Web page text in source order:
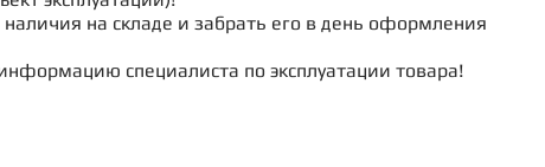
на складе и забрать его в день оформления
специалиста по эксплуатации товара!